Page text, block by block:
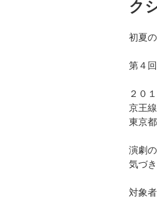
ク
初夏
第４
２０
京王
東京
演劇
気づ
対象